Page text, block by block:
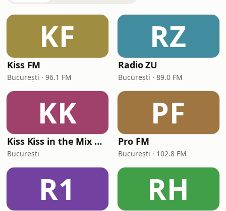
KF
Kiss FM
București · 96.1 FM
RZ
Radio ZU
București · 89.0 FM
KK
Kiss Kiss in the Mix Radio
București
PF
Pro FM
București · 102.8 FM
R1 RH